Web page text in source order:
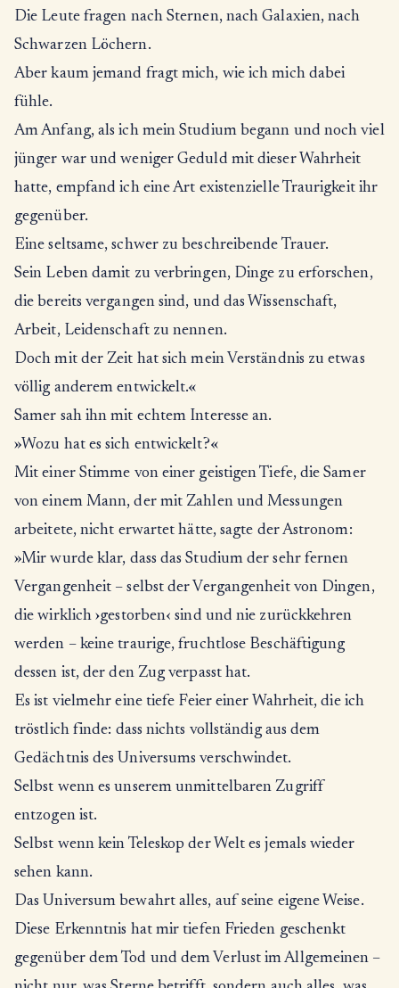
Die Leute fragen nach Sternen, nach Galaxien, nach
Schwarzen Löchern.
Aber kaum jemand fragt mich, wie ich mich dabei
fühle.
Am Anfang, als ich mein Studium begann und noch viel
jünger war und weniger Geduld mit dieser Wahrheit
hatte, empfand ich eine Art existenzielle Traurigkeit ihr
gegenüber.
Eine seltsame, schwer zu beschreibende Trauer.
Sein Leben damit zu verbringen, Dinge zu erforschen,
die bereits vergangen sind, und das Wissenschaft,
Arbeit, Leidenschaft zu nennen.
Doch mit der Zeit hat sich mein Verständnis zu etwas
völlig anderem entwickelt.«
Samer sah ihn mit echtem Interesse an.
»Wozu hat es sich entwickelt?«
Mit einer Stimme von einer geistigen Tiefe, die Samer
von einem Mann, der mit Zahlen und Messungen
arbeitete, nicht erwartet hätte, sagte der Astronom:
»Mir wurde klar, dass das Studium der sehr fernen
Vergangenheit – selbst der Vergangenheit von Dingen,
die wirklich ›gestorben‹ sind und nie zurückkehren
werden – keine traurige, fruchtlose Beschäftigung
dessen ist, der den Zug verpasst hat.
Es ist vielmehr eine tiefe Feier einer Wahrheit, die ich
tröstlich finde: dass nichts vollständig aus dem
Gedächtnis des Universums verschwindet.
Selbst wenn es unserem unmittelbaren Zugriff
entzogen ist.
Selbst wenn kein Teleskop der Welt es jemals wieder
sehen kann.
Das Universum bewahrt alles, auf seine eigene Weise.
Diese Erkenntnis hat mir tiefen Frieden geschenkt
gegenüber dem Tod und dem Verlust im Allgemeinen –